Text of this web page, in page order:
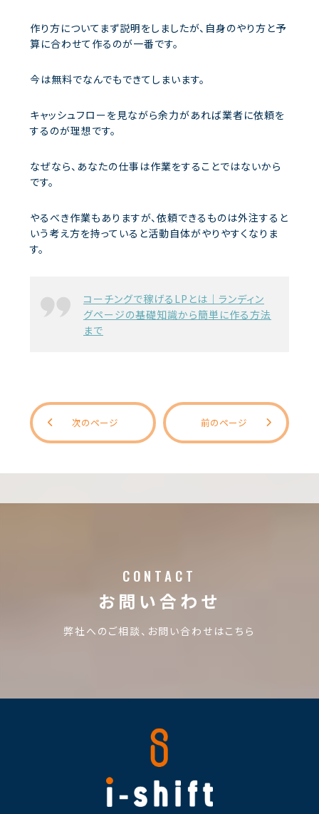
作り方についてまず説明をしましたが、自身のやり方と予
算に合わせて作るのが一番です。
今は無料でなんでもできてしまいます。
キャッシュフローを見ながら余力があれば業者に依頼を
するのが理想です。
なぜなら、あなたの仕事は作業をすることではないから
です。
やるべき作業もありますが、依頼できるものは外注すると
いう考え方を持っていると活動自体がやりやすくなりま
す。
コーチングで稼げるLPとは｜ランディン
グページの基礎知識から簡単に作る方法
まで
次のページ 前のページ
CONTACT
お問い合わせ
弊社へのご相談、お問い合わせはこちら